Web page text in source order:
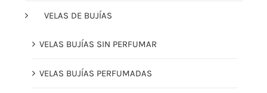
VELAS DE BUJÍAS
VELAS BUJÍAS SIN PERFUMAR
VELAS BUJÍAS PERFUMADAS